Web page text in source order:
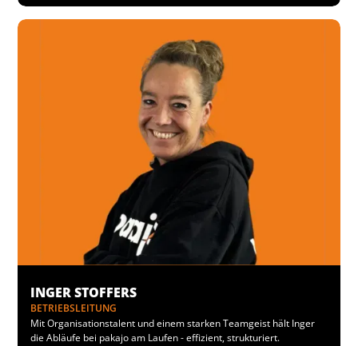
INGER STOFFERS
BETRIEBSLEITUNG
Mit Organisationstalent und einem starken Teamgeist hält Inger
die Abläufe bei pakajo am Laufen - effizient, strukturiert.